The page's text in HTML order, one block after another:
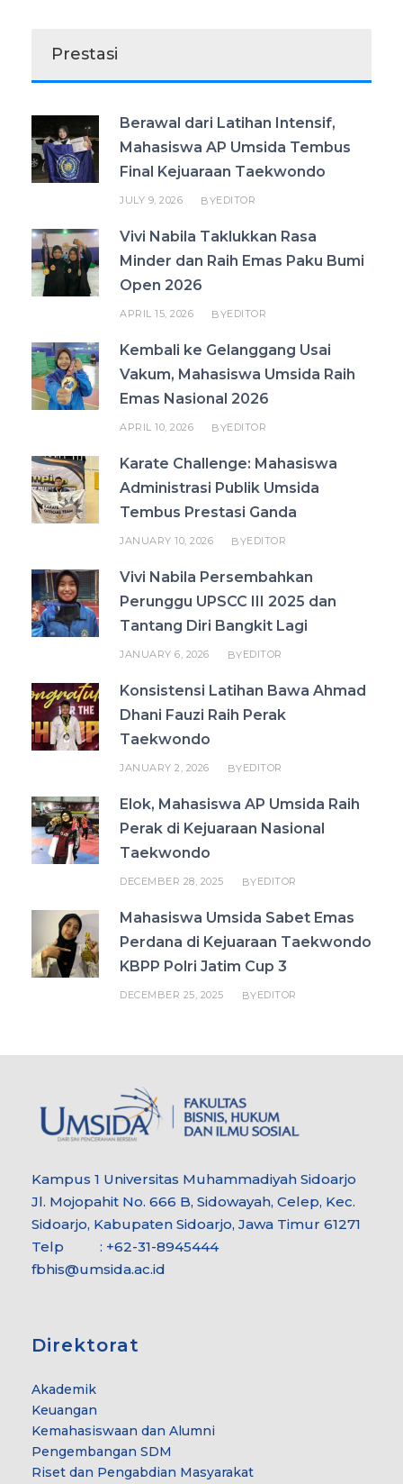
Prestasi
Berawal dari Latihan Intensif,
Mahasiswa AP Umsida Tembus
Final Kejuaraan Taekwondo
JULY 9, 2026 BYEDITOR
Vivi Nabila Taklukkan Rasa
Minder dan Raih Emas Paku Bumi
Open 2026
APRIL 15, 2026 BYEDITOR
Kembali ke Gelanggang Usai
Vakum, Mahasiswa Umsida Raih
Emas Nasional 2026
APRIL 10, 2026 BYEDITOR
Karate Challenge: Mahasiswa
Administrasi Publik Umsida
Tembus Prestasi Ganda
JANUARY 10, 2026 BYEDITOR
Vivi Nabila Persembahkan
Perunggu UPSCC III 2025 dan
Tantang Diri Bangkit Lagi
JANUARY 6, 2026 BYEDITOR
Konsistensi Latihan Bawa Ahmad
Dhani Fauzi Raih Perak
Taekwondo
JANUARY 2, 2026 BYEDITOR
Elok, Mahasiswa AP Umsida Raih
Perak di Kejuaraan Nasional
Taekwondo
DECEMBER 28, 2025 BYEDITOR
Mahasiswa Umsida Sabet Emas
Perdana di Kejuaraan Taekwondo
KBPP Polri Jatim Cup 3
DECEMBER 25, 2025 BYEDITOR
Kampus 1 Universitas Muhammadiyah Sidoarjo
Jl. Mojopahit No. 666 B, Sidowayah, Celep, Kec.
Sidoarjo, Kabupaten Sidoarjo, Jawa Timur 61271
Telp : +62-31-8945444
fbhis@umsida.ac.id
Direktorat
Akademik
Keuangan
Kemahasiswaan dan Alumni
Pengembangan SDM
Riset dan Pengabdian Masyarakat